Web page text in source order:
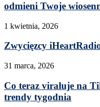
odmieni Twoje
1 kwietnia, 2026
Zwycięzcy
31 marca, 2026
Co teraz viraluje na
trendy tygodnia